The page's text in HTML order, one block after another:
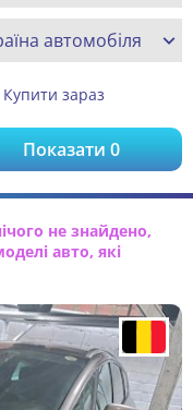
автомобіля
Купити зараз
Показати0
не знайдено,
авто, які